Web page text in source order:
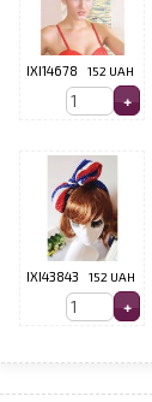
IXI14678 152 UAH
IXI43843 152 UAH